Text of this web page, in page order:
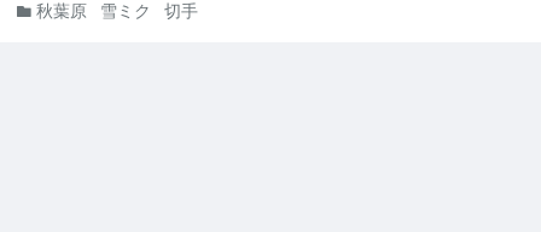
秋葉原 雪ミク 切手